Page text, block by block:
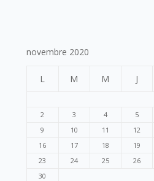
novembre 2020
L M M J
2
3 4 5
9
10 11 12
16
17 18 19
23
24 25 26
30